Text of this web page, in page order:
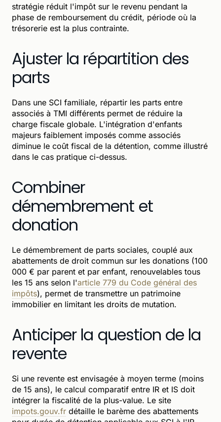
stratégie réduit l'impôt sur le revenu pendant la
phase de remboursement du crédit, période où la
trésorerie est la plus contrainte.
Ajuster la répartition des
parts
Dans une SCI familiale, répartir les parts entre
associés à TMI différents permet de réduire la
charge fiscale globale. L'intégration d'enfants
majeurs faiblement imposés comme associés
diminue le coût fiscal de la détention, comme illustré
dans le cas pratique ci-dessus.
Combiner
démembrement et
donation
Le démembrement de parts sociales, couplé aux
abattements de droit commun sur les donations (100
000 € par parent et par enfant, renouvelables tous
les 15 ans selon l'article 779 du Code général des
impôts), permet de transmettre un patrimoine
immobilier en limitant les droits de mutation.
Anticiper la question de la
revente
Si une revente est envisagée à moyen terme (moins
de 15 ans), le calcul comparatif entre IR et IS doit
intégrer la fiscalité de la plus-value. Le site
impots.gouv.fr détaille le barème des abattements